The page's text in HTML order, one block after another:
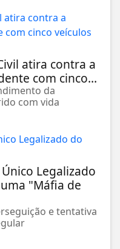
atira contra a
com cinco...
da
com vida
Legalizado
"Máfia de
e tentativa